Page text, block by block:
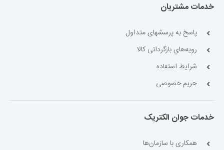
خدمات مشتریان
پاسخ به پرسشهای متداول
رویه‌های بازگردانی کالا
شرایط استفاده
حریم خصوصی
خدمات جوان الکتریک
همکاری با سازمان‌ها